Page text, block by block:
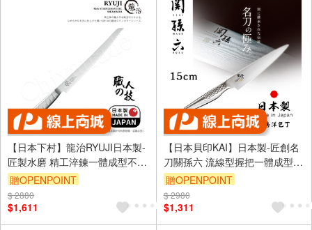
【日本下村】龍治RYUJI日本製-
匠製水磨 精工淬鍊一體成型不鏽
鋼刀-23cm(麵包刀)
贈OPENPOINT
$ 2880
$1,611
【日本貝印KAI】日本製-匠創名
刀關孫六 流線型握把一體成型不
鏽鋼刀-15cm(廚房小刀)
贈OPENPOINT
$ 2980
$1,311